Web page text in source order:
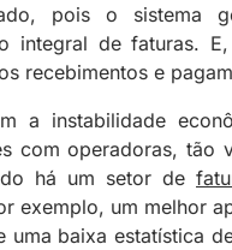
pois o sistema
integral de faturas.
recebimentos e
a instabilidade
com operadoras, tão
há um setor de
exemplo, um melhor
uma baixa estatística